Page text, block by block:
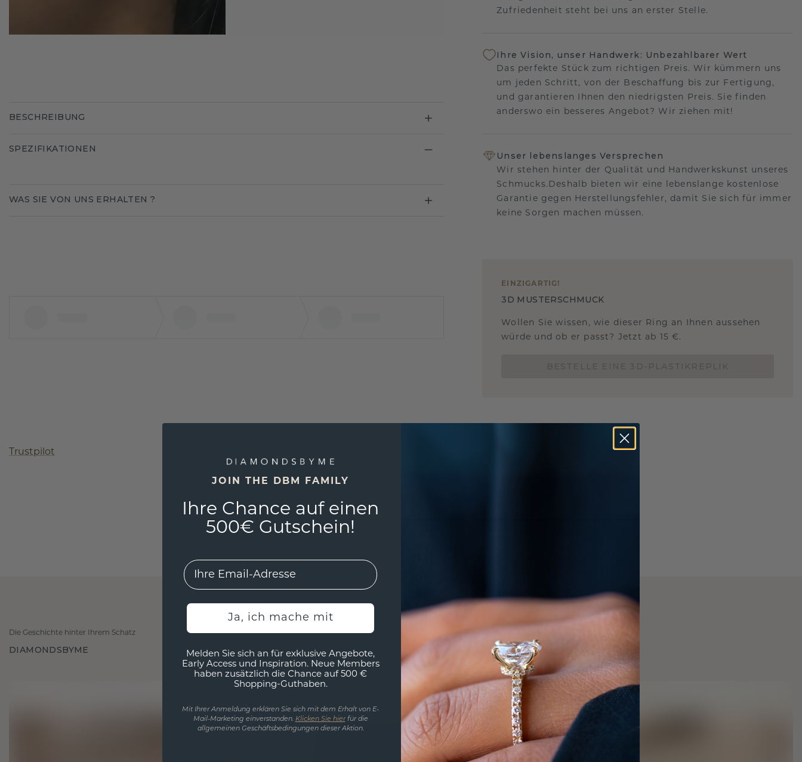
Zufriedenheit steht bei uns an erster Stelle.
Ihre Vision, unser Handwerk: Unbezahlbarer Wert
Das perfekte Stück zum richtigen Preis. Wir kümmern uns
um jeden Schritt, von der Beschaffung bis zur Fertigung,
und garantieren Ihnen den niedrigsten Preis. Sie finden
anderswo ein besseres Angebot? Wir ziehen mit!
Unser lebenslanges Versprechen
Wir stehen hinter der Qualität und Handwerkskunst unseres
Schmucks.Deshalb bieten wir eine lebenslange kostenlose
Garantie gegen Herstellungsfehler, damit Sie sich für immer
keine Sorgen machen müssen.
EINZIGARTIG !
3D MUSTERSCHMUCK
Wollen Sie wissen, wie dieser Ring an Ihnen aussehen
würde und ob er passt? Jetzt ab 15 €.
BESCHREIBUNG
SPEZIFIKATIONEN
WAS SIE VON UNS ERHALTEN ?
Trustpilot
Die Geschichte hinter Ihrem Schatz
DIAMONDSBYME
JOIN THE DBM FAMILY
Ihre Chance auf einen
500€ Gutschein!
EMail
Ja, ich mache mit
Melden Sie sich an für exklusive Angebote,
Early Access und Inspiration. Neue Members
haben zusätzlich die Chance auf 500 €
Shopping-Guthaben.
Mit Ihrer Anmeldung erklären Sie sich mit dem Erhalt von E-
Mail-Marketing einverstanden. Klicken Sie hierfür die
allgemeinen Geschäftsbedingungen dieser Aktion.